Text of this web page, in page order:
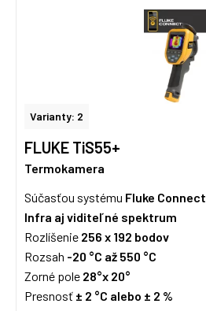
Varianty: 2
FLUKE TiS55+
Termokamera
Súčasťou systému Fluke Connect
Infra aj viditeľné spektrum
Rozlíšenie 256 x 192 bodov
Rozsah -20 °C až 550 °C
Zorné pole 28°x 20°
Presnosť ± 2 °C alebo ± 2 %